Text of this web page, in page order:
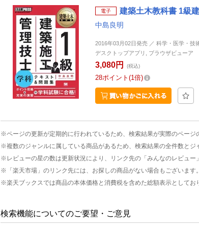
電子 建築土木教科書 1級
中島良明
2016年03月02日発売 ／ 科学・医学・技
デスクトップアプリ, ブラウザビューア
3,080円 (税込)
28ポイント 1倍
※ページの更新が定期的に行われているため、検索結果が実際のページ
※複数のジャンルに属している商品があるため、検索結果の全件数とジ
※レビューの星の数は更新状況により、リンク先の「みんなのレビュー
※「楽天市場」のリンク先には、お探しの商品がない場合もございます
※楽天ブックスでは商品の本体価格と消費税を含めた総額表示としてお
検索機能についてのご要望・ご意見